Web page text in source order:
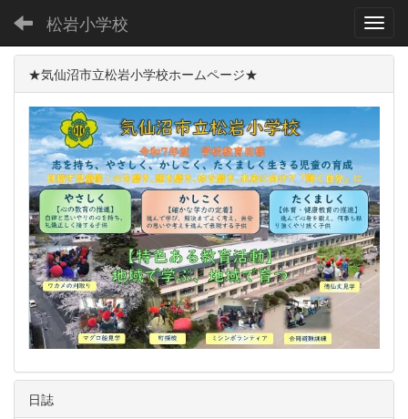
松岩小学校
★気仙沼市立松岩小学校ホームページ★
日誌